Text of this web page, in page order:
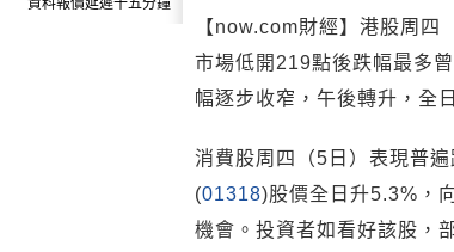
資料報價延遲十五分鐘
【now.com財經】港股周四
市場低開219點後跌幅最多
幅逐步收窄，午後轉升，全
消費股周四（5日）表現普
(01318)股價全日升5.3%，
機會。投資者如看好該股，